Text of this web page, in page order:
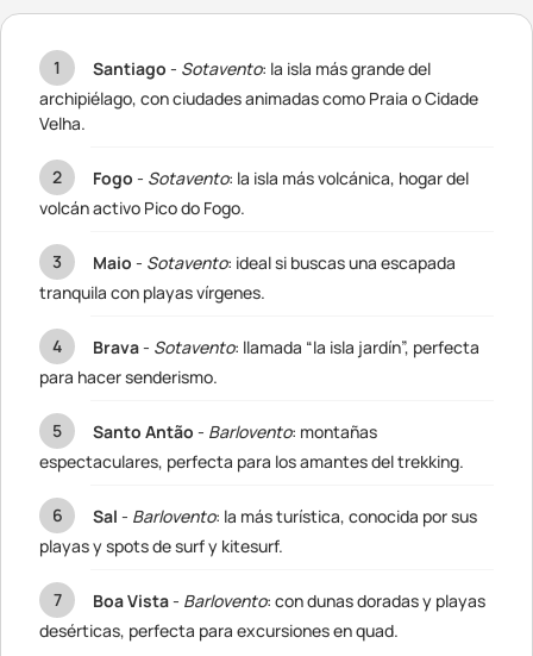
Santiago - Sotavento: la isla más grande del
archipiélago, con ciudades animadas como Praia o Cidade
Velha.
Fogo - Sotavento: la isla más volcánica, hogar del
volcán activo Pico do Fogo.
Maio - Sotavento: ideal si buscas una escapada
tranquila con playas vírgenes.
Brava- Sotavento: llamada “la isla jardín”, perfecta
para hacer senderismo.
Santo Antão - Barlovento: montañas
espectaculares, perfecta para los amantes del trekking.
Sal - Barlovento: la más turística, conocida por sus
playas y spots de surf y kitesurf.
Boa Vista- Barlovento: con dunas doradas y playas
desérticas, perfecta para excursiones en quad.